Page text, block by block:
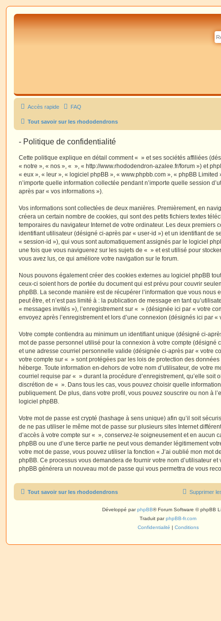
Accès rapide FAQ
Tout savoir sur les rhododendrons
- Politique de confidentialité
Cette politique explique en détail comment « » et ses sociétés affiliées
« notre », « nos », « », « http://www.rhododendron-azalee.fr/forum ») et
« eux », « leur », « logiciel phpBB », « www.phpbb.com », « phpBB
n’importe quelle information collectée pendant n’importe quelle session
après par « vos informations »).
Vos informations sont collectées de deux manières. Premièrement, en
créera un certain nombre de cookies, qui sont des petits fichiers textes
temporaires du navigateur Internet de votre ordinateur. Les deux premiers
identifiant utilisateur (désigné ci-après par « user-id ») et un identifiant de
« session-id »), qui vous sont automatiquement assignés par le logiciel
une fois que vous naviguerez sur les sujets de « » et est utilisé pour
vous avez lus, ce qui améliore votre navigation sur le forum.
Nous pouvons également créer des cookies externes au logiciel phpBB
ceux-ci soient hors de portée du document qui est prévu pour couvrir
phpBB. La seconde manière est de récupérer l’information que vous nous
peut être, et n’est pas limité à : la publication de message en tant
« messages invités »), l’enregistrement sur « » (désignée ici par « votre
envoyez après l’enregistrement et lors d’une connexion (désignés ici par «
Votre compte contiendra au minimum un identifiant unique (désigné ci-
mot de passe personnel utilisé pour la connexion à votre compte (désigné
et une adresse courriel personnelle valide (désignée ci-après par « votre
votre compte sur « » sont protégées par les lois de protection des
héberge. Toute information en-dehors de votre nom d’utilisateur, de votre
courriel requise par « » durant la procédure d’enregistrement, qu’elle soit
discrétion de « ». Dans tous les cas, vous pouvez choisir quelle
publiquement. De plus, dans votre profil, vous pouvez souscrire ou non à
logiciel phpBB.
Votre mot de passe est crypté (hashage à sens unique) afin qu’il soit
de ne pas utiliser le même mot de passe sur plusieurs sites Internet
d’accès à votre compte sur « », conservez-le soigneusement et en aucun
phpBB ou une d’une tierce partie ne peut vous demander légitimement
votre mot de passe, vous pouvez utiliser la fonction « J’ai oublié mon mot
phpBB. Ce processus vous demandera de fournir votre nom d’utilisateur
phpBB générera un nouveau mot de passe qui vous permettra de vous
Tout savoir sur les rhododendrons Supprimer
Développé parphpBB® Forum Software © phpBB
Traduit parphpBB-fr.com
Confidentialité | Conditions